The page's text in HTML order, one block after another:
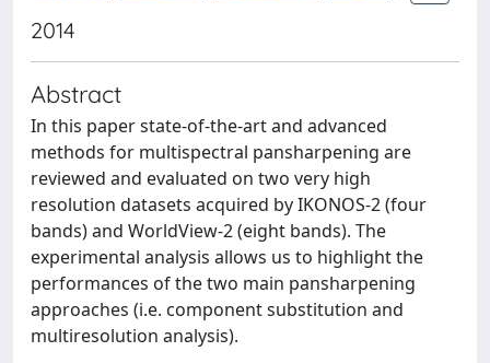
2014
Abstract
In this paper state-of-the-art and advanced
methods for multispectral pansharpening are
reviewed and evaluated on two very high
resolution datasets acquired by IKONOS-2 (four
bands) and WorldView-2 (eight bands). The
experimental analysis allows us to highlight the
performances of the two main pansharpening
approaches (i.e. component substitution and
multiresolution analysis).